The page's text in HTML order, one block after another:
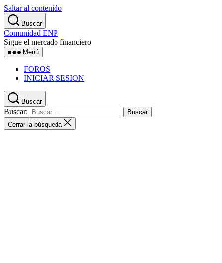
Saltar al contenido
Buscar
Comunidad ENP
Sigue el mercado financiero
Menú
FOROS
INICIAR SESION
Buscar
Buscar:
Cerrar la búsqueda